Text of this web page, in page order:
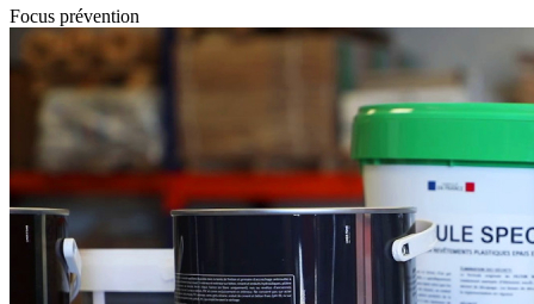
Focus prévention